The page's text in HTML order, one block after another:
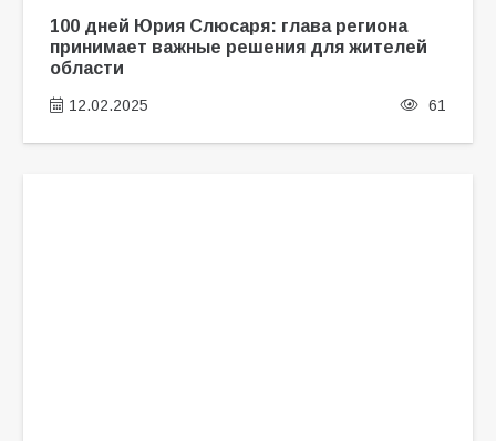
100 дней Юрия Слюсаря: глава региона
принимает важные решения для жителей
области
12.02.2025 61